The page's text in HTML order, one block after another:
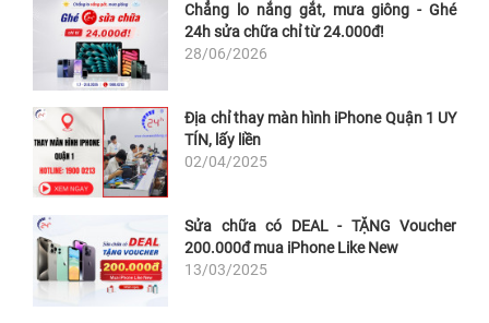
Chẳng lo nắng gắt, mưa giông - Ghé
24h sửa chữa chỉ từ 24.000đ!
28/06/2026
Địa chỉ thay màn hình iPhone Quận 1 UY
TÍN, lấy liền
02/04/2025
Sửa chữa có DEAL - TẶNG Voucher
200.000đ mua iPhone Like New
13/03/2025